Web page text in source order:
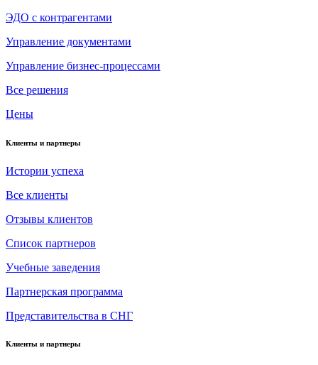
ЭДО с контрагентами
Управление документами
Управление бизнес-процессами
Все решения
Цены
Клиенты и партнеры
Истории успеха
Все клиенты
Отзывы клиентов
Список партнеров
Учебные заведения
Партнерская программа
Представительства в СНГ
Клиенты и партнеры